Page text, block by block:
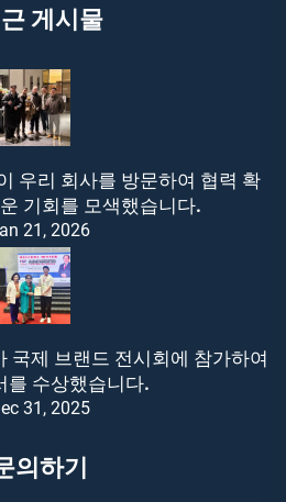
게시물
우리 회사를 방문하여 협력 확
기회를 모색했습니다.
21, 2026
국제 브랜드 전시회에 참가하여
를 수상했습니다.
31, 2025
의하기